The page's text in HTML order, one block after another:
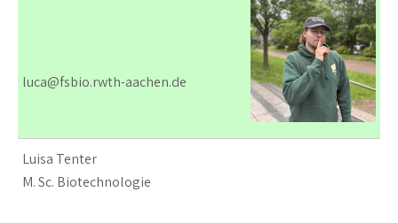
luca@fsbio.rwth-aachen.de
Luisa Tenter
M. Sc. Biotechnologie